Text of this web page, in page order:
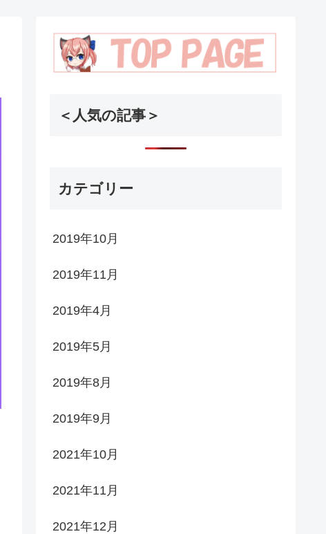
＜人気の記事＞
カテゴリー
2019年10月
2019年11月
2019年4月
2019年5月
2019年8月
2019年9月
2021年10月
2021年11月
2021年12月